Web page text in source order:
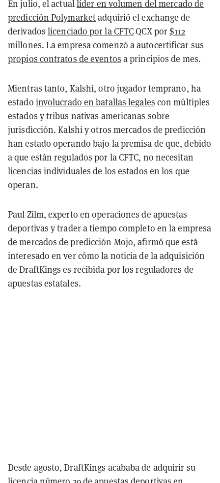
En julio, el actuallíder en volumen del mercado de
predicción Polymarketadquirió el exchange de
derivados licenciado por la CFTCQCX por$112
millones. La empresacomenzó a autocertificar sus
propios contratos de eventos a principios de mes.
Mientras tanto, Kalshi, otro jugador temprano, ha
estado involucrado en batallas legales con múltiples
estados y tribus nativas americanas sobre
jurisdicción. Kalshi y otros mercados de predicción
han estado operando bajo la premisa de que, debido
a que están regulados por la CFTC, no necesitan
licencias individuales de los estados en los que
operan.
Paul Zilm, experto en operaciones de apuestas
deportivas y trader a tiempo completo en la empresa
de mercados de predicción Mojo, afirmó que está
interesado en ver cómo la noticia de la adquisición
de DraftKings es recibida por los reguladores de
apuestas estatales.
Desde agosto, DraftKings acababa de adquirir su